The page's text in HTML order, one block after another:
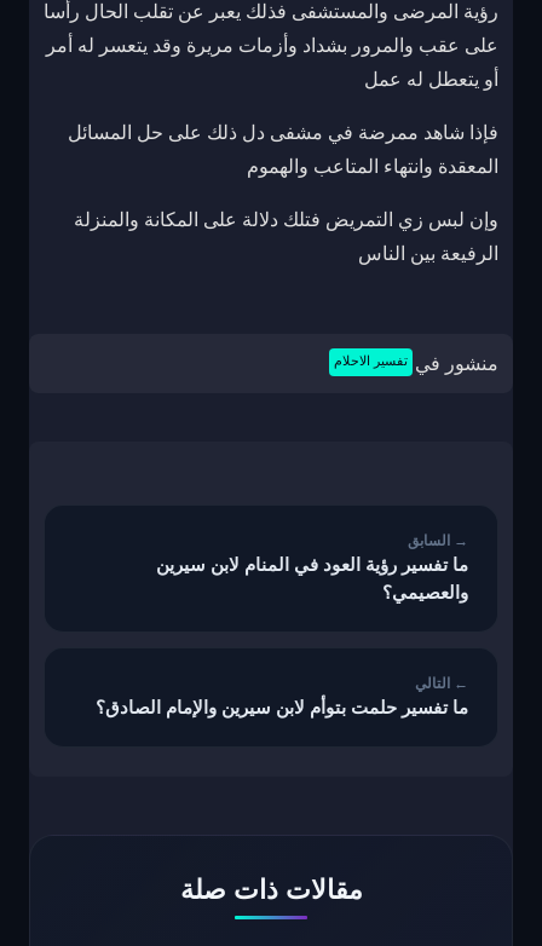
رؤية المرضى والمستشفى فذلك يعبر عن تقلب الحال رأسا
على عقب والمرور بشداد وأزمات مريرة وقد يتعسر له أمر
أو يتعطل له عمل
فإذا شاهد ممرضة في مشفى دل ذلك على حل المسائل
المعقدة وانتهاء المتاعب والهموم
وإن لبس زي التمريض فتلك دلالة على المكانة والمنزلة
الرفيعة بين الناس
منشور في تفسير الاحلام
ما تفسير رؤية العود في المنام لابن سيرين
والعصيمي؟
ما تفسير حلمت بتوأم لابن سيرين والإمام الصادق؟
مقالات ذات صلة